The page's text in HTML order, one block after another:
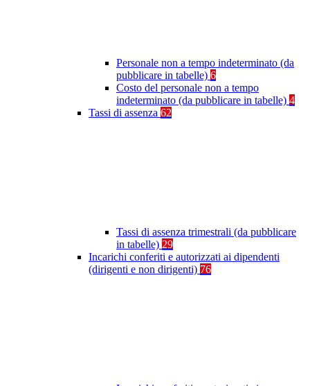
Personale non a tempo indeterminato (da
pubblicare in tabelle) 6
Costo del personale non a tempo
indeterminato (da pubblicare in tabelle) 4
Tassi di assenza 62
Tassi di assenza trimestrali (da pubblicare
in tabelle) 29
Incarichi conferiti e autorizzati ai dipendenti
(dirigenti e non dirigenti) 76